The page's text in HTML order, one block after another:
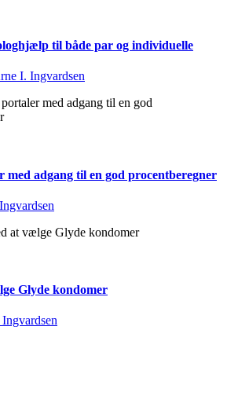
til både par og individuelle
I. Ingvardsen
med adgang til en god procentberegner
Glyde kondomer